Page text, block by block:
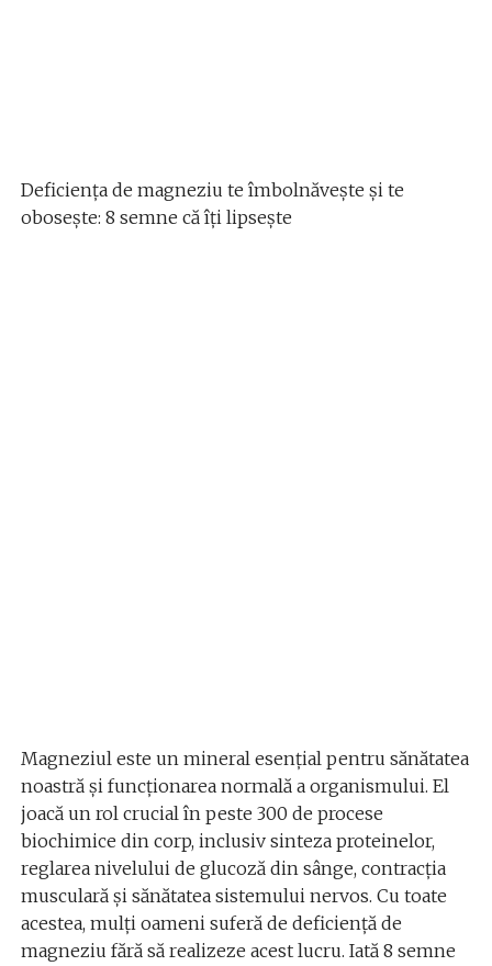
Deficiența de magneziu te îmbolnăvește și te
obosește: 8 semne că îți lipsește
Magneziul este un mineral esențial pentru sănătatea
noastră și funcționarea normală a organismului. El
joacă un rol crucial în peste 300 de procese
biochimice din corp, inclusiv sinteza proteinelor,
reglarea nivelului de glucoză din sânge, contracția
musculară și sănătatea sistemului nervos. Cu toate
acestea, mulți oameni suferă de deficiență de
magneziu fără să realizeze acest lucru. Iată 8 semne